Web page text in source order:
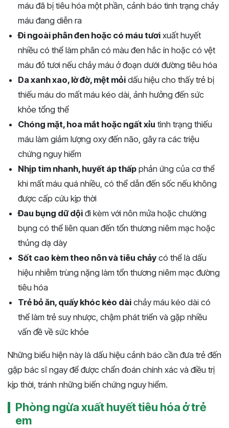
máu đã bị tiêu hóa một phần, cảnh báo tình trạng chảy
máu đang diễn ra
Đi ngoài phân đen hoặc có máu tươi xuất huyết
nhiều có thể làm phân có màu đen hắc ín hoặc có vệt
máu đỏ tươi nếu chảy máu ở đoạn dưới đường tiêu hóa
Da xanh xao, lờ đờ, mệt mỏi dấu hiệu cho thấy trẻ bị
thiếu máu do mất máu kéo dài, ảnh hưởng đến sức
khỏe tổng thể
Chóng mặt, hoa mắt hoặc ngất xỉu tình trạng thiếu
máu làm giảm lượng oxy đến não, gây ra các triệu
chứng nguy hiểm
Nhịp tim nhanh, huyết áp thấp phản ứng của cơ thể
khi mất máu quá nhiều, có thể dẫn đến sốc nếu không
được cấp cứu kịp thời
Đau bụng dữ dội đi kèm với nôn mửa hoặc chướng
bụng có thể liên quan đến tổn thương niêm mạc hoặc
thủng dạ dày
Sốt cao kèm theo nôn và tiêu chảy có thể là dấu
hiệu nhiễm trùng nặng làm tổn thương niêm mạc đường
tiêu hóa
Trẻ bỏ ăn, quấy khóc kéo dài chảy máu kéo dài có
thể làm trẻ suy nhược, chậm phát triển và gặp nhiều
vấn đề về sức khỏe
Những biểu hiện này là dấu hiệu cảnh báo cần đưa trẻ đến
gặp bác sĩ ngay để được chẩn đoán chính xác và điều trị
kịp thời, tránh những biến chứng nguy hiểm.
Phòng ngừa xuất huyết tiêu hóa ở trẻ
em